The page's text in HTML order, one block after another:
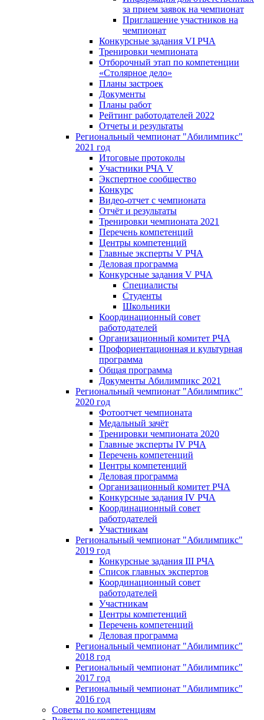
за прием заявок на чемпионат
Приглашение участников на
чемпионат
Конкурсные задания VI РЧА
Тренировки чемпионата
Отборочный этап по компетенции
«Столярное дело»
Планы застроек
Документы
Планы работ
Рейтинг работодателей 2022
Отчеты и результаты
Региональный чемпионат "Абилимпикс"
2021 год
Итоговые протоколы
Участники РЧА V
Экспертное сообщество
Конкурс
Видео-отчет с чемпионата
Отчёт и результаты
Тренировки чемпионата 2021
Перечень компетенций
Центры компетенций
Главные эксперты V РЧА
Деловая программа
Конкурсные задания V РЧА
Специалисты
Студенты
Школьники
Координационный совет
работодателей
Организационный комитет РЧА
Профориентационная и культурная
программа
Общая программа
Документы Абилимпикс 2021
Региональный чемпионат "Абилимпикс"
2020 год
Фотоотчет чемпионата
Медальный зачёт
Тренировки чемпионата 2020
Главные эксперты IV РЧА
Перечень компетенций
Центры компетенций
Деловая программа
Организационный комитет РЧА
Конкурсные задания IV РЧА
Координационный совет
работодателей
Участникам
Региональный чемпионат "Абилимпикс"
2019 год
Конкурсные задания III РЧА
Список главных экспертов
Координационный совет
работодателей
Участникам
Центры компетенций
Перечень компетенций
Деловая программа
Региональный чемпионат "Абилимпикс"
2018 год
Региональный чемпионат "Абилимпикс"
2017 год
Региональный чемпионат "Абилимпикс"
2016 год
Советы по компетенциям